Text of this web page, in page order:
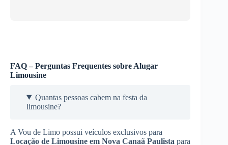
FAQ – Perguntas Frequentes sobre Alugar
Limousine
Quantas pessoas cabem na festa da
limousine?
A Vou de Limo possui veículos exclusivos para
Locação de Limousine em Nova Canaã Paulista para